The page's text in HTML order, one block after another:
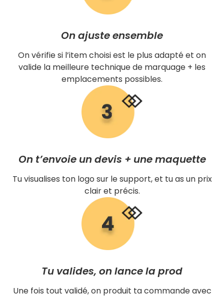
On ajuste ensemble
On vérifie si l’item choisi est le plus adapté et on
valide la meilleure technique de marquage + les
emplacements possibles.
On t’envoie un devis + une maquette
Tu visualises ton logo sur le support, et tu as un prix
clair et précis.
Tu valides, on lance la prod
Une fois tout validé, on produit ta commande avec